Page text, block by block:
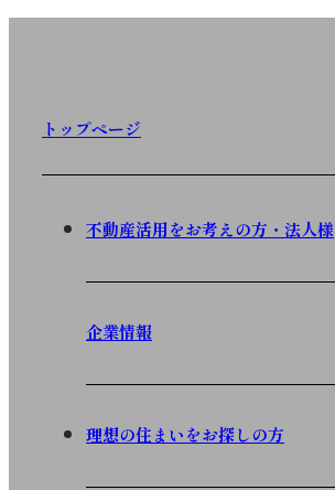
トップページ
不動産活用をお考えの方・法人様
企業情報
理想の住まいをお探しの方